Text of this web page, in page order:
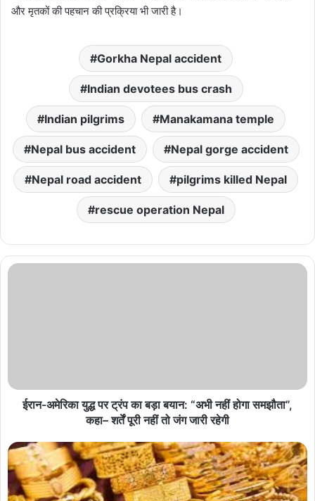
और मृतकों की पहचान की प्रक्रिया भी जारी है।
Gorkha Nepal accident
Indian devotees bus crash
Indian pilgrims Manakamana temple
Nepal bus accident Nepal gorge accident
Nepal road accident pilgrims killed Nepal
rescue operation Nepal
ईरान-अमेरिका युद्ध पर ट्रंप का बड़ा बयान: “अभी नहीं होगा समझौता”,
कहा– शर्तें पूरी नहीं तो जंग जारी रहेगी